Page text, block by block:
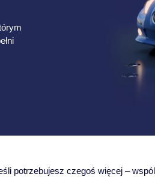
potrzebujesz czegoś więcej –